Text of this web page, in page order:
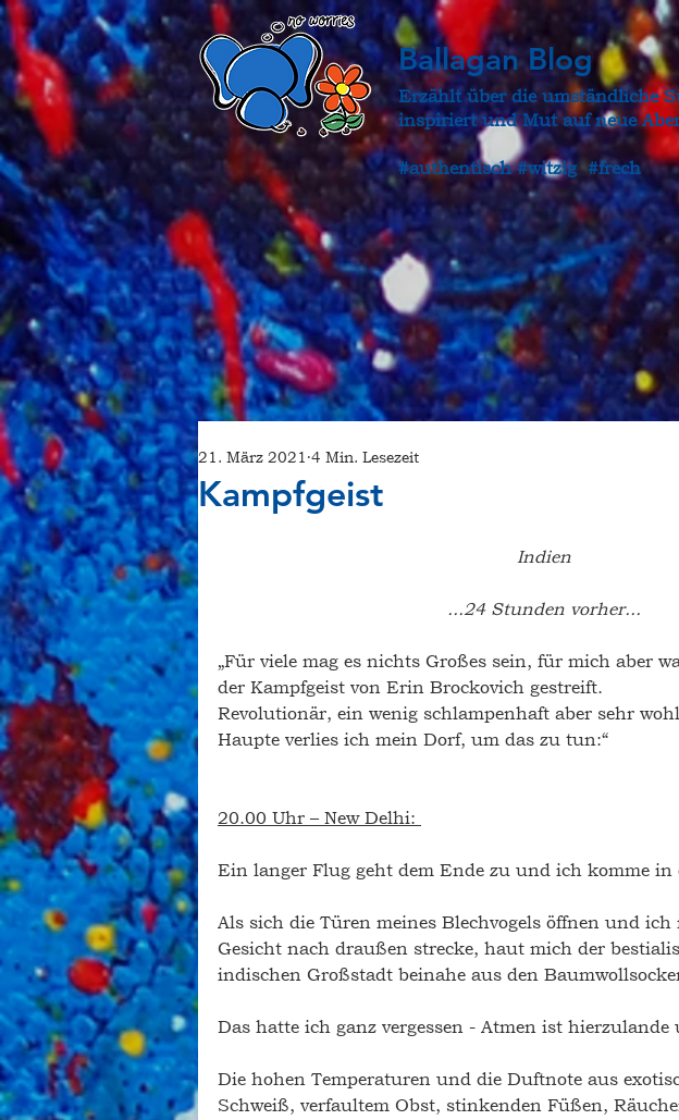
Ballagan Blog
Erzählt über die umständliche
inspiriert und Mut auf neue
#authentisch #witzig #frech
Kampfgeist
21. März 2021 4 Min. Lesezeit
Indien
...24 Stunden vorher...
„Für viele mag es nichts Großes sein, für mich aber
der Kampfgeist von Erin Brockovich gestreift.
Revolutionär, ein wenig schlampenhaft aber sehr
Haupte verlies ich mein Dorf, um das zu tun:“
20.00 Uhr – New Delhi:
Ein langer Flug geht dem Ende zu und ich komme
Als sich die Türen meines Blechvogels öffnen und
Gesicht nach draußen strecke, haut mich der
indischen Großstadt beinahe aus den
Das hatte ich ganz vergessen - Atmen ist hierzulande
Die hohen Temperaturen und die Duftnote aus
Schweiß, verfaultem Obst, stinkenden Füßen,